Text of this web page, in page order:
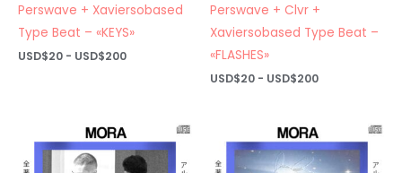
Perswave + Xaviersobased
Type Beat – «KEYS»
USD$20 - USD$200Rango
USD$200
Perswave + Clvr +
Xaviersobased Type Beat –
«FLASHES»
USD$20 - USD$200Rango
USD$20
hasta
USD$200